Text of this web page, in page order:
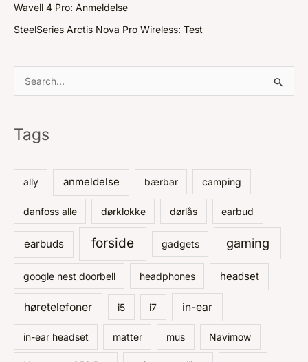
Wavell 4 Pro: Anmeldelse
SteelSeries Arctis Nova Pro Wireless: Test
e
e
Tags
ally anmeldelse bærbar camping
danfoss alle dørklokke dørlås earbud
earbuds forside gadgets gaming
google nest doorbell headphones headset
høretelefoner i5 i7 in-ear
in-ear headset matter mus Navimow